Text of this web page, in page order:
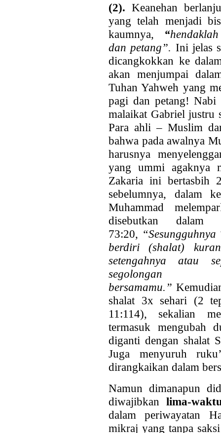
(2). Keanehan
yang telah menjadi
kaumnya, “
dan petang”. Ini jelas
dicangkokkan ke
akan menjumpai
Tuhan Yahweh yang
pagi dan petang!
malaikat Gabriel justru
Para ahli – Muslim
bahwa pada awalnya
harusnya
yang ummi agaknya
Zakaria ini bertasbih
sebelumnya, dalam
Muhammad
disebutkan
73:20,
berdiri (shalat)
setengahnya atau
bersamamu.”
shalat 3x sehari (2
11:114), sekalian
termasuk mengubah
diganti dengan shalat
Juga menyuruh
dirangkaikan dalam
Namun dimanapun
diwajibkanlima-
dalam periwayatan
mikraj yang tanpa